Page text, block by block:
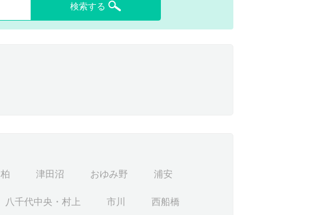
検索する
柏 津田沼 おゆみ野 浦安
八千代中央・村上 市川 西船橋